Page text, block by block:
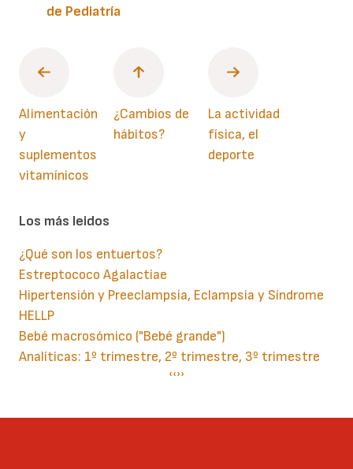
de Pediatría
Alimentación
y
suplementos
vitamínicos
¿Cambios de
hábitos?
La actividad
física, el
deporte
Los más leidos
¿Qué son los entuertos?
Estreptococo Agalactiae
Hipertensión y Preeclampsia, Eclampsia y Síndrome
HELLP
Bebé macrosómico ("Bebé grande")
Analíticas: 1º trimestre, 2º trimestre, 3º trimestre
Página
‹‹Siguiente
››